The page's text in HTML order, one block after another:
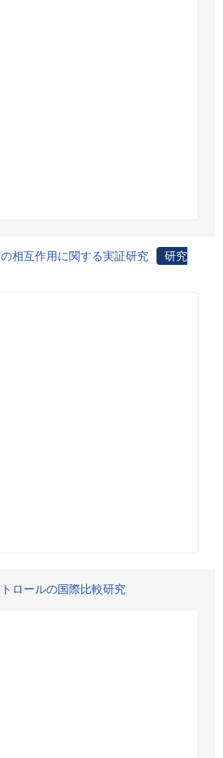
相互作用に関する実証研究
研究
ロールの国際比較研究